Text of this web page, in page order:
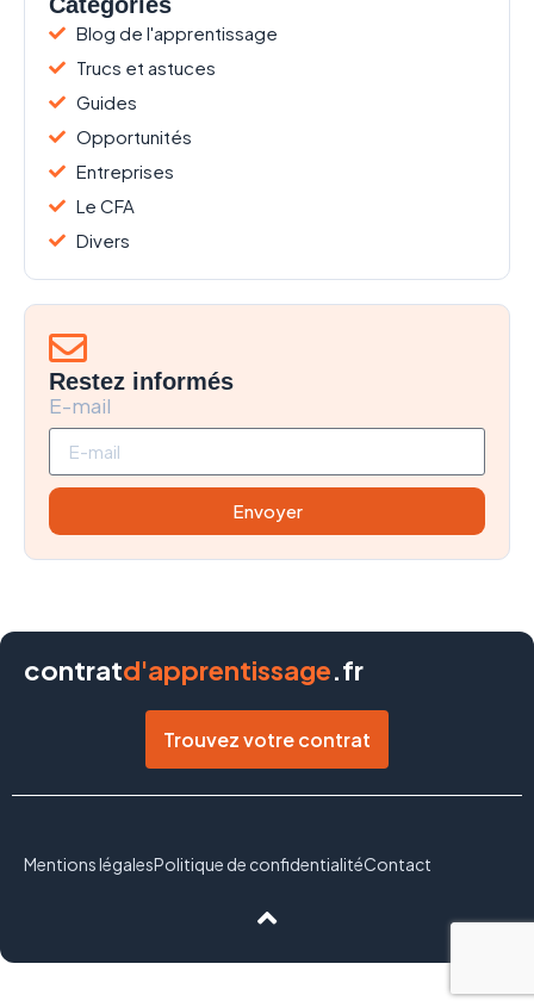
Blog de l'apprentissage
Trucs et astuces
Guides
Opportunités
Entreprises
Le CFA
Divers
Restez informés
E-mail
Envoyer
contratd'apprentissage.fr
Trouvez votre contrat
Mentions légalesPolitique de confidentialitéContact